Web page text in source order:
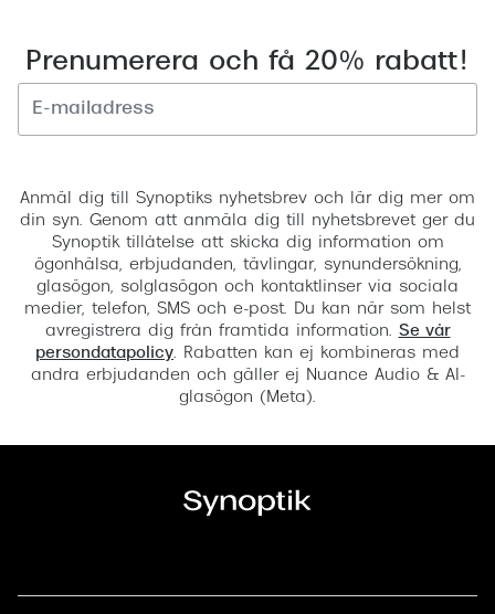
Prenumerera och få 20% rabatt!
Anmäl dig till Synoptiks nyhetsbrev och lär dig mer om
din syn. Genom att anmäla dig till nyhetsbrevet ger du
Synoptik tillåtelse att skicka dig information om
ögonhälsa, erbjudanden, tävlingar, synundersökning,
glasögon, solglasögon och kontaktlinser via sociala
medier, telefon, SMS och e-post. Du kan när som helst
avregistrera dig från framtida information. Se vår
persondatapolicy. Rabatten kan ej kombineras med
andra erbjudanden och gäller ej Nuance Audio & AI-
glasögon (Meta).